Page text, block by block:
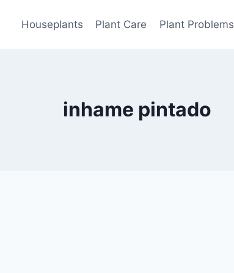
Houseplants Plant Care Plant Problems
inhame pintado